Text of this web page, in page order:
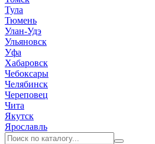
Тула
Тюмень
Улан-Удэ
Ульяновск
Уфа
Хабаровск
Чебоксары
Челябинск
Череповец
Чита
Якутск
Ярославль